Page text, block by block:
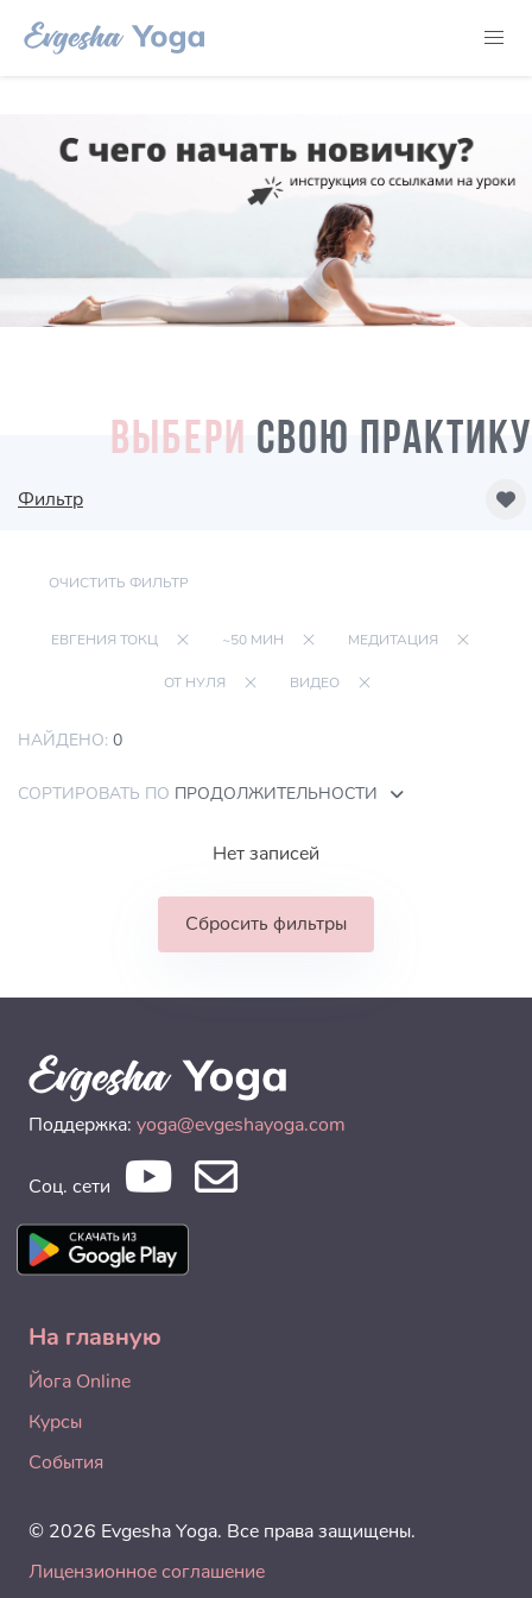
ВЫБЕРИ СВОЮ ПРАКТИКУ
Фильтр
ОЧИСТИТЬ ФИЛЬТР
ЕВГЕНИЯ ТОКЦ ~50 МИН МЕДИТАЦИЯ
ОТ НУЛЯ ВИДЕО
НАЙДЕНО: 0
СОРТИРОВАТЬ ПО ПРОДОЛЖИТЕЛЬНОСТИ
Нет записей
Сбросить фильтры
Поддержка: yoga@evgeshayoga.com
Соц. сети
На главную
Йога Online
Курсы
События
© 2026 Evgesha Yoga. Все права защищены.
Лицензионное соглашение